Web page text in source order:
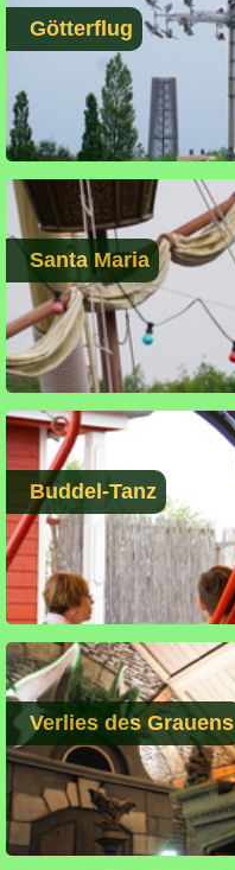
Götterflug
Santa Maria
Buddel-Tanz
Verlies des Grauens